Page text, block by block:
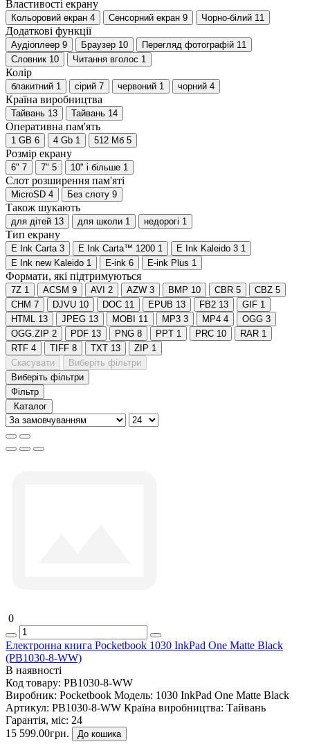
Властивості екрану
Кольоровий екран 4 Сенсорний екран 9 Чорно-білий 11
Додаткові функції
Аудіоплеер 9 Браузер 10 Перегляд фотографій 11
Словник 10 Читання вголос 1
Колір
блакитний 1 сірий 7 червоний 1 чорний 4
Країна виробництва
Тайвань 13 Тайвань 14
Оперативна пам'ять
1 GB 6 4 Gb 1 512 Мб 5
Розмір екрану
6" 7 7" 5 10" і більше 1
Слот розширення пам'яті
MicroSD 4 Без слоту 9
Також шукають
для дітей 13 для школи 1 недорогі 1
Тип екрану
E Ink Carta 3 E Ink Carta™ 1200 1 E Ink Kaleido 3 1
E Ink new Kaleido 1 E-ink 6 E-ink Plus 1
Формати, які підтримуються
7Z 1 ACSM 9 AVI 2 AZW 3 BMP 10 CBR 5 CBZ 5
CHM 7 DJVU 10 DOC 11 EPUB 13 FB2 13 GIF 1
HTML
13 JPEG 13 MOBI 11 MP3 3 MP4 4 OGG 3
OGG.ZIP 2 PDF 13 PNG 8 PPT 1 PRC 10 RAR 1
RTF 4 TIFF 8 TXT 13 ZIP 1
Скасувати
Виберіть фільтри
Виберіть фільтри
Фільтр
Каталог
0
Електронна книга Pocketbook 1030 InkPad One Matte Black
(PB1030-8-WW)
В наявності
Код товару: PB1030-8-WW
Виробник: Pocketbook Модель: 1030 InkPad One Matte Black
Артикул: PB1030-8-WW Країна виробництва: Тайвань
Гарантія, міс: 24
15 599.00грн.
До кошика